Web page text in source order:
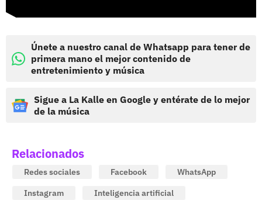
Únete a nuestro canal de Whatsapp para tener de
primera mano el mejor contenido de
entretenimiento y música
Sigue a La Kalle en Google y entérate de lo mejor
de la música
Relacionados
Redes sociales Facebook
WhatsApp
Instagram
Inteligencia artificial